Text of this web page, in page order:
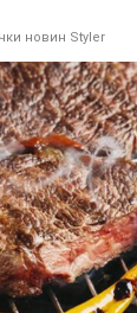
новин Styler